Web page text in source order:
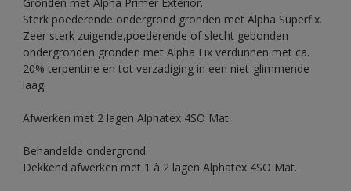
Sterk poederende ondergrond gronden met Alpha Superfix.
Zeer sterk zuigende,poederende of slecht gebonden
ondergronden gronden met Alpha Fix verdunnen met ca.
20% terpentine en tot verzadiging in een niet-glimmende
laag.
Afwerken met 2 lagen Alphatex 4SO Mat.
Behandelde ondergrond.
Dekkend afwerken met 1 à 2 lagen Alphatex 4SO Mat.